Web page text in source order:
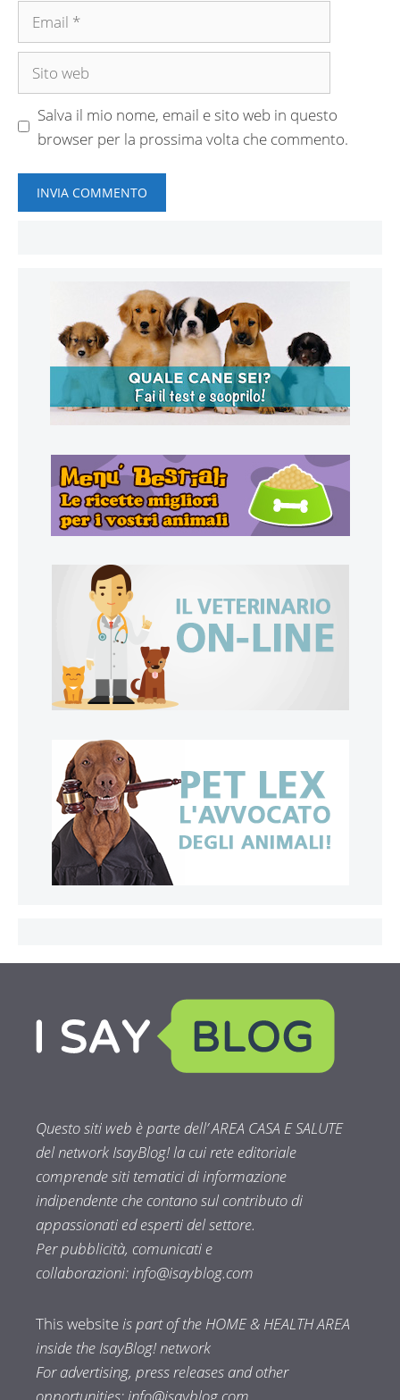
Email
Sito
Salva il mio nome, email e sito web in questo
browser per la prossima volta che commento.
Questo siti web è parte dell’ AREA CASA E SALUTE
del network IsayBlog! la cui rete editoriale
comprende siti tematici di informazione
indipendente che contano sul contributo di
appassionati ed esperti del settore.
Per pubblicità, comunicati e
collaborazioni:info@isayblog.com
This websiteis part of the HOME & HEALTH AREA
inside the IsayBlog! network
For advertising, press releases and other
opportunities: info@isayblog.com